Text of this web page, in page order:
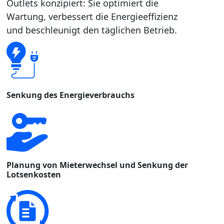
Outlets konzipiert: Sie optimiert die
Wartung, verbessert die Energieeffizienz
und beschleunigt den täglichen Betrieb.
Senkung des Energieverbrauchs
Planung von Mieterwechsel und Senkung der
Lotsenkosten